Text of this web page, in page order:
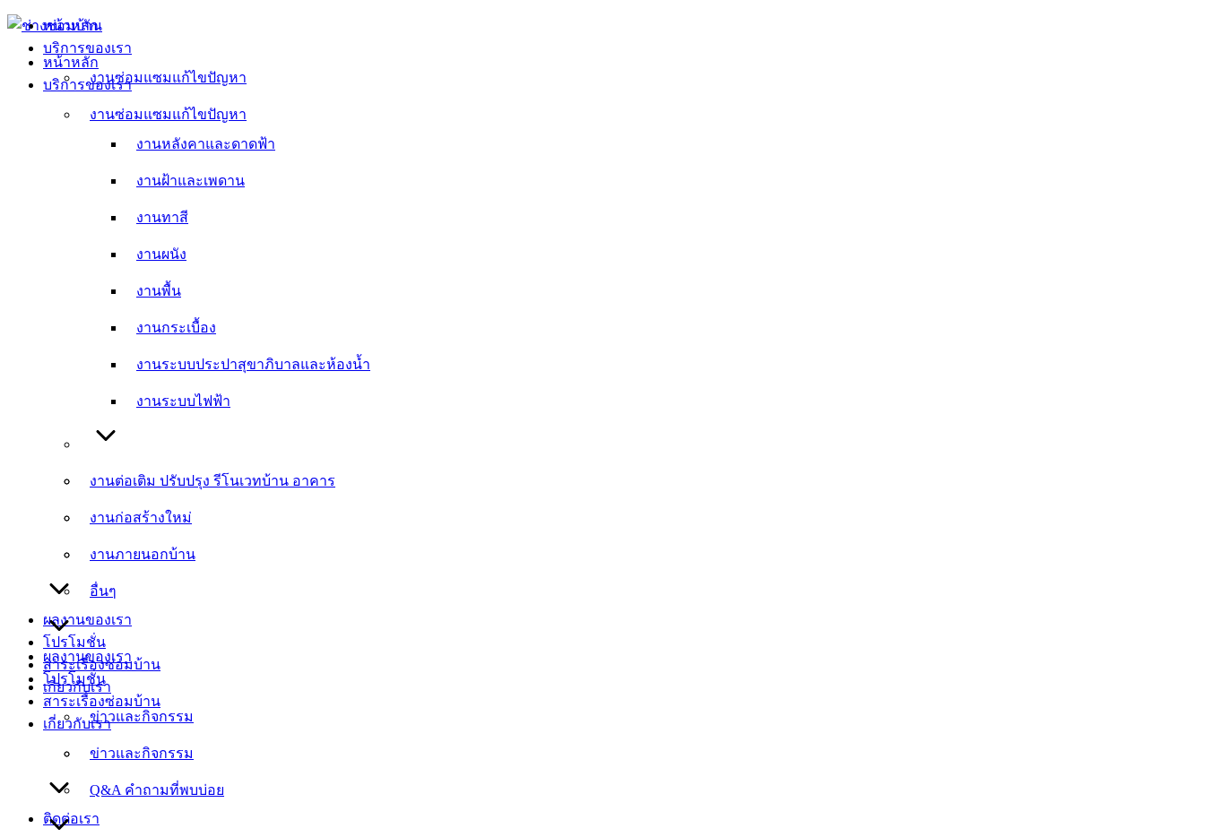
Skip
content
หน้าหลัก
บริการของเรา
งานซ่อมแซมแก้ไขปัญหา
งานหลังคาและดาดฟ้า
งานฝ้าและเพดาน
งานทาสี
งานผนัง
งานพื้น
งานกระเบื้อง
งานระบบประปาสุขาภิบาลและห้องน้ำ
งานระบบไฟฟ้า
งานต่อเติม ปรับปรุง รีโนเวทบ้าน อาคาร
งานก่อสร้างใหม่
งานภายนอกบ้าน
อื่นๆ
ผลงานของเรา
โปรโมชั่น
สาระเรื่องซ่อมบ้าน
เกี่ยวกับเรา
ข่าวและกิจกรรม
Q&A คำถามที่พบบ่อย
หน้าหลัก
บริการของเรา
งานซ่อมแซมแก้ไขปัญหา
งานหลังคาและดาดฟ้า
งานฝ้าและเพดาน
งานทาสี
งานผนัง
งานพื้น
งานกระเบื้อง
งานระบบประปาสุขาภิบาลและห้องน้ำ
งานระบบไฟฟ้า
งานต่อเติม ปรับปรุง รีโนเวทบ้าน อาคาร
งานก่อสร้างใหม่
งานภายนอกบ้าน
อื่นๆ
ผลงานของเรา
โปรโมชั่น
สาระเรื่องซ่อมบ้าน
เกี่ยวกับเรา
ข่าวและกิจกรรม
Q&A คำถามที่พบบ่อย
ติดต่อเรา